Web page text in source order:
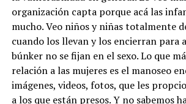
organización capta porque acá las
mucho. Veo niños y niñas totalmente
cuando los llevan y los encierran para
búnker no se fijan en el sexo. Lo que
relación a las mujeres es el manoseo
imágenes, videos, fotos, que les
a los que están presos. Y no sabemos